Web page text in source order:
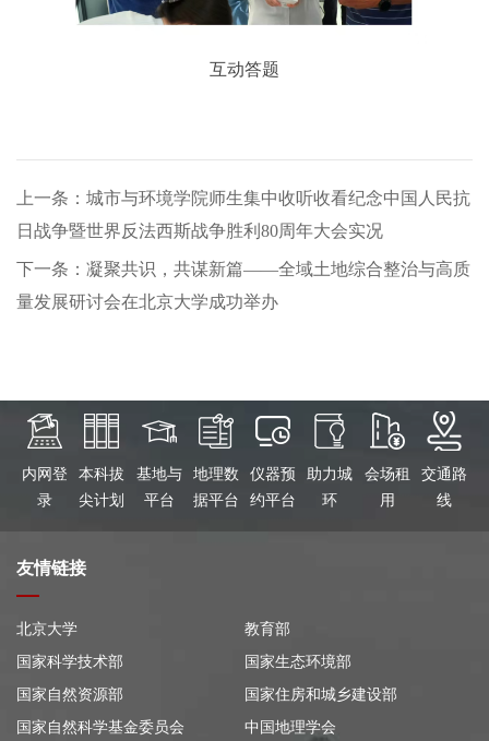
互动答题
上一条：城市与环境学院师生集中收听收看纪念中国人民抗
日战争暨世界反法西斯战争胜利80周年大会实况
下一条：凝聚共识，共谋新篇——全域土地综合整治与高质
量发展研讨会在北京大学成功举办
内网登
录
本科拔
尖计划
基地与
平台
地理数
据平台
仪器预
约平台
助力城
环
会场租
用
交通路
线
友情链接
北京大学
教育部
国家科学技术部
国家生态环境部
国家自然资源部
国家住房和城乡建设部
国家自然科学基金委员会
中国地理学会